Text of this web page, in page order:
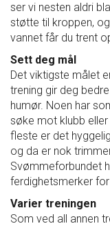
Klubbutvikling
For trenere
Tips og råd for
Utdanning
Blogg
Barneidrett
ser vi nesten aldri
støtte til kroppen,
vannet får du trent
Sett deg mål
Det viktigste målet
trening gir deg
humør. Noen har
søke mot klubb
fleste er det
og da er nok
Svømmeforbundet
ferdighetsmerker
Varier treningen
Som ved all annen